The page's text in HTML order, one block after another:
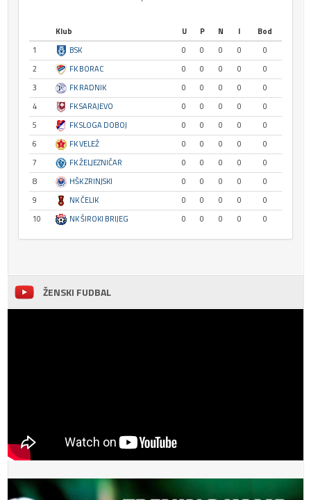
Klub U P N I
Bod
1
BSK 0 0 0 0
0
2
FK BORAC 0 0 0 0
0
3
FK RADNIK 0 0 0 0
0
4
FK SARAJEVO 0 0 0 0
0
5
FK SLOGA DOBOJ 0 0 0 0
0
6
FK VELEŽ 0 0 0 0
0
7
FK ŽELJEZNIČAR 0 0 0 0
0
8
HŠK ZRINJSKI 0 0 0 0
0
9
NK ČELIK 0 0 0 0
0
10
NK ŠIROKI BRIJEG 0 0 0 0 0
ŽENSKI FUDBAL